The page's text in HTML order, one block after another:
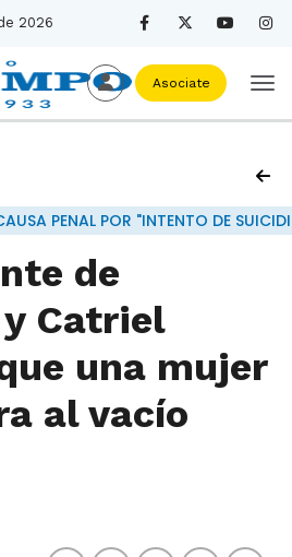
2026
Asociate
PENAL POR "INTENTO DE
de
Catriel
una mujer
al vacío